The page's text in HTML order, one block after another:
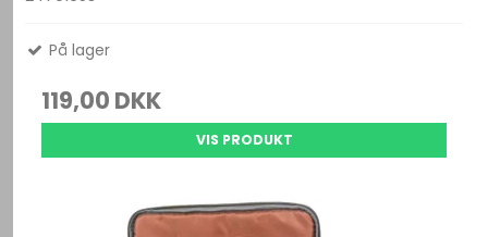
På lager
119,00 DKK
VIS PRODUKT